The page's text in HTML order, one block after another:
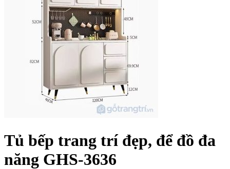
Tủ bếp trang trí đẹp, để đồ đa
năng GHS-3636